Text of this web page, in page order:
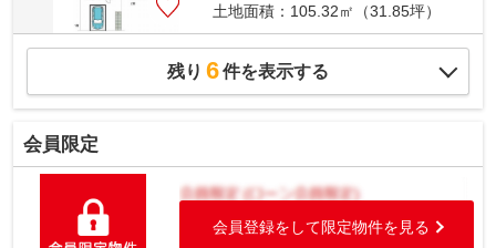
土地面積：105.32㎡（31.85坪）
残り 6件を表示する
会員限定
会員登録をして限定物件を見る